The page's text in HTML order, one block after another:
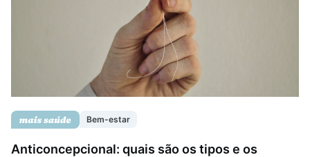
Bem-estar
Anticoncepcional: quais são os tipos e os